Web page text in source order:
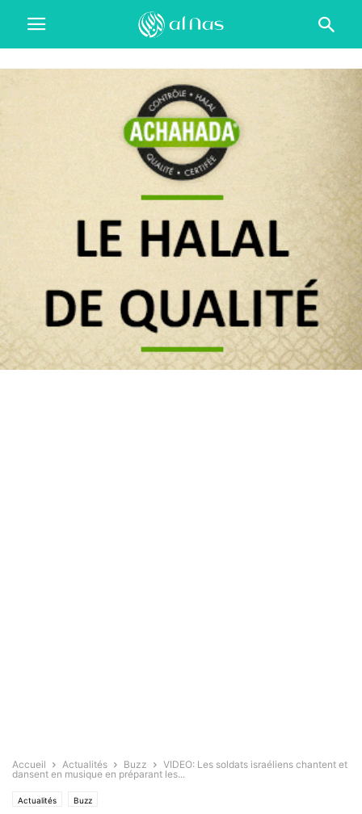
Accueil Actualités Buzz
VIDEO: Les soldats israéliens chantent et
dansent en musique en préparant les...
Actualités Buzz